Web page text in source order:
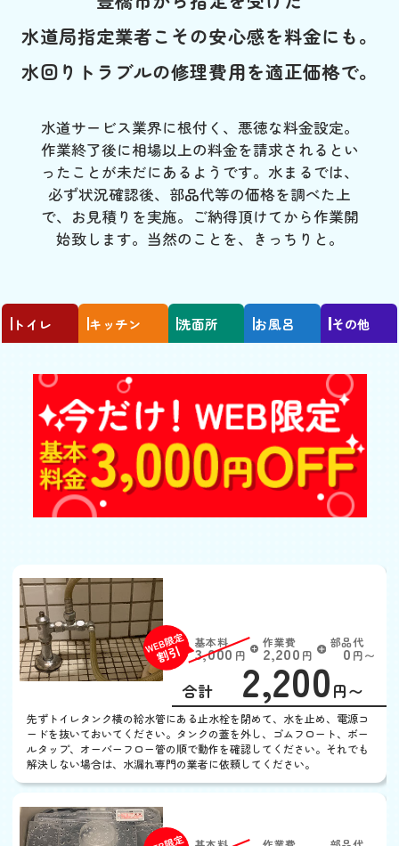
水道局指定業者こその安心感を料金にも。
水回りトラブルの修理費用を適正価格で。
水道サービス業界に根付く、悪徳な料金設定。
作業終了後に相場以上の料金を請求されるとい
ったことが未だにあるようです。水まるでは、
必ず状況確認後、部品代等の価格を調べた上
で、お見積りを実施。ご納得頂けてから作業開
始致します。当然のことを、きっちりと。
トイレ キッチン 洗面所 お風呂 その他
基本料
3,000 円 W
EB
限
定
割
引
作業費
2,200 円
部品代
0円〜
合計 2,200 円〜
先ずトイレタンク横の給水管にある止水栓を閉めて、水を止め、電源コ
ードを抜いておいてください。タンクの蓋を外し、ゴムフロート、ボー
ルタップ、オーバーフロー管の順で動作を確認してください。それでも
解決しない場合は、水漏れ専門の業者に依頼してください。